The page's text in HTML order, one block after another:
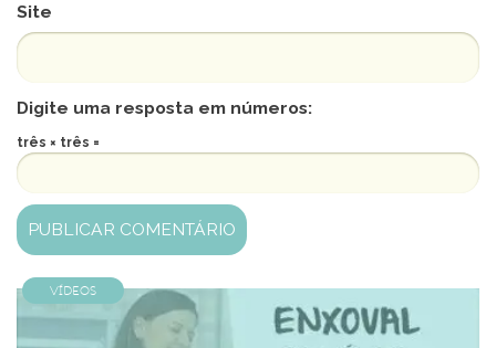
Site
Digite uma resposta em números:
três × três =
Vídeos